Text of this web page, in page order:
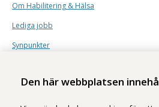
Den här webbplatsen
Om Habilitering & Hälsa
Lediga jobb
Synpunkter